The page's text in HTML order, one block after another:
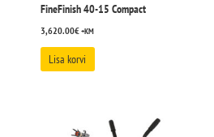
FineFinish 40-15 Compact
3,620.00€+KM
Lisa korvi